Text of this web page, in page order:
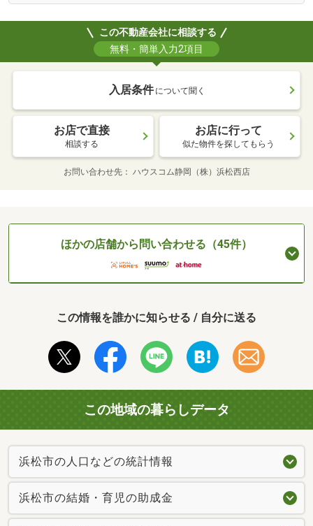
この不動産会社に相談する
無料・簡単入力2項目
入居条件 について聞く
お店で直接
相談する
お店に行って
似た物件を探してもらう
お問い合わせ先 ハウスコム静岡（株）浜松西店
ほかの店舗から問い合わせる（45件）
この情報を誰かに知らせる / 自分に送る
この地域の暮らしデータ
浜松市の人口などの統計情報
浜松市の結婚・育児の助成金